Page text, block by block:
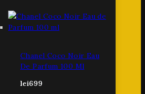
Chanel Coco Noir Eau
De Parfum 100 Ml
lei699